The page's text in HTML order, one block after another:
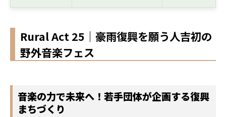
Rural Act 25｜豪雨復興を願う人吉初の
野外音楽フェス
音楽の力で未来へ！若手団体が企画する復興
まちづくり